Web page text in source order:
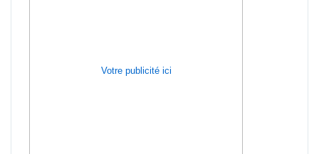
Votre publicité ici